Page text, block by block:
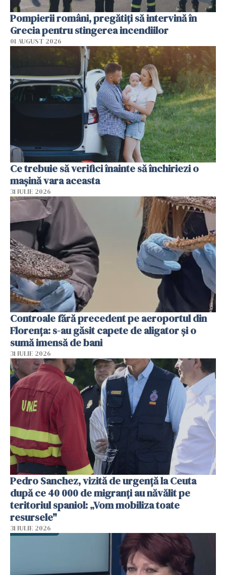
Pompierii români, pregătiţi să intervină în
Grecia pentru stingerea incendiilor
01 AUGUST 2026
Ce trebuie să verifici înainte să închiriezi o
mașină vara aceasta
31 IULIE 2026
Controale fără precedent pe aeroportul din
Florența: s-au găsit capete de aligator și o
sumă imensă de bani
31 IULIE 2026
Pedro Sanchez, vizită de urgență la Ceuta
după ce 40 000 de migranți au năvălit pe
teritoriul spaniol: „Vom mobiliza toate
resursele"
31 IULIE 2026